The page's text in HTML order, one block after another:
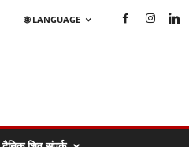
🌐 LANGUAGE